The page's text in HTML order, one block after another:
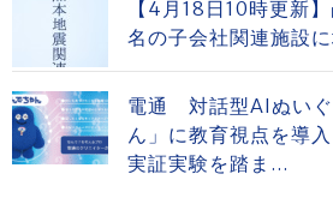
【4月18日10時更新
名の子会社関連施設
電通 対話型AIぬいぐ
ん」に教育視点を導
実証実験を踏ま...